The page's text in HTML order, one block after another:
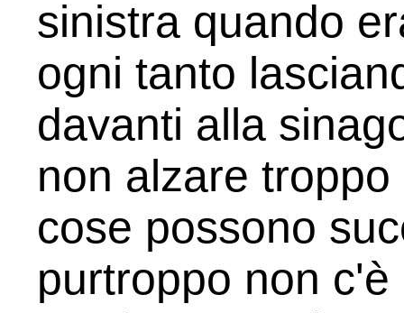
sinistra quando
ogni tanto
davanti alla
non alzare
cose possono
purtroppo non